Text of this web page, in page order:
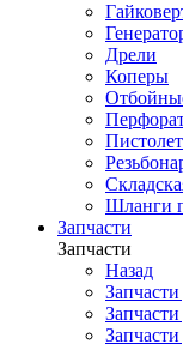
Дрели
Коперы
Шланги
Запчасти
Запчасти
Назад